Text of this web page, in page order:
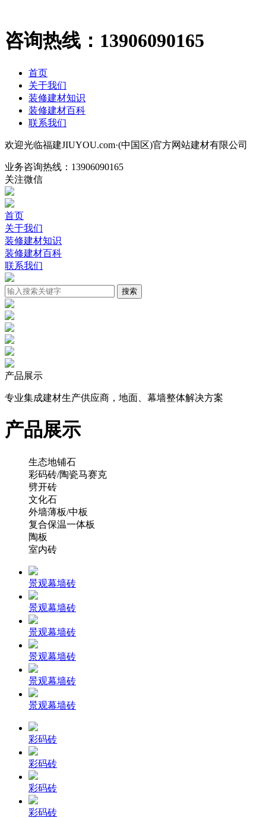
咨询热线： 13906090165
首页
关于我们
装修建材知识
装修建材百科
联系我们
欢迎光临福建JIUYOU.com·(中国区)官方网站建材有限公司
业务咨询热线： 13906090165
关注微信
首页
关于我们
装修建材知识
装修建材百科
联系我们
产品展示
专业集成建材生产供应商，地面、幕墙整体解决方案
产品展示
生态地铺石
彩码砖/陶瓷马赛克
劈开砖
文化石
外墙薄板/中板
复合保温一体板
陶板
室内砖
景观幕墙砖
景观幕墙砖
景观幕墙砖
景观幕墙砖
景观幕墙砖
景观幕墙砖
彩码砖
彩码砖
彩码砖
彩码砖